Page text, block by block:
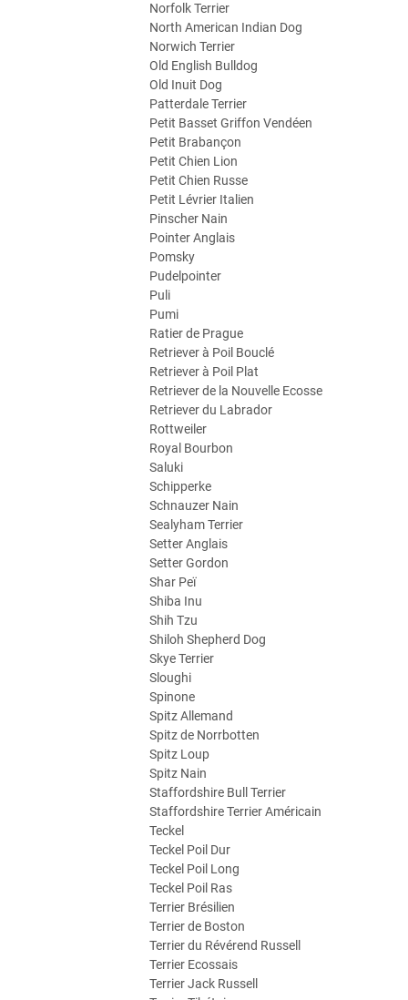
Norfolk Terrier
North American Indian Dog
Norwich Terrier
Old English Bulldog
Old Inuit Dog
Patterdale Terrier
Petit Basset Griffon Vendéen
Petit Brabançon
Petit Chien Lion
Petit Chien Russe
Petit Lévrier Italien
Pinscher Nain
Pointer Anglais
Pomsky
Pudelpointer
Puli
Pumi
Ratier de Prague
Retriever à Poil Bouclé
Retriever à Poil Plat
Retriever de la Nouvelle Ecosse
Retriever du Labrador
Rottweiler
Royal Bourbon
Saluki
Schipperke
Schnauzer Nain
Sealyham Terrier
Setter Anglais
Setter Gordon
Shar Peï
Shiba Inu
Shih Tzu
Shiloh Shepherd Dog
Skye Terrier
Sloughi
Spinone
Spitz Allemand
Spitz de Norrbotten
Spitz Loup
Spitz Nain
Staffordshire Bull Terrier
Staffordshire Terrier Américain
Teckel
Teckel Poil Dur
Teckel Poil Long
Teckel Poil Ras
Terrier Brésilien
Terrier de Boston
Terrier du Révérend Russell
Terrier Ecossais
Terrier Jack Russell